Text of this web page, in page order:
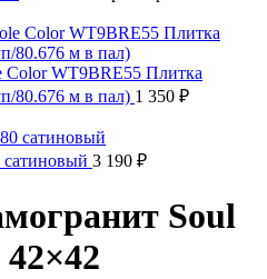
Color WT9BRE55 Плитка
80.676 м в пал) 1 350 ₽
3 190 ₽
Soul